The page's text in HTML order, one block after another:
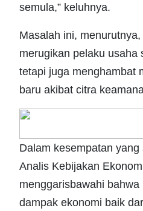
semula,” keluhnya.
Masalah ini,
merugikan pelaku usaha
tetapi juga menghambat
baru akibat citra
Dalam kesempatan
Analis Kebijakan
menggarisbawahi
dampak ekonomi baik